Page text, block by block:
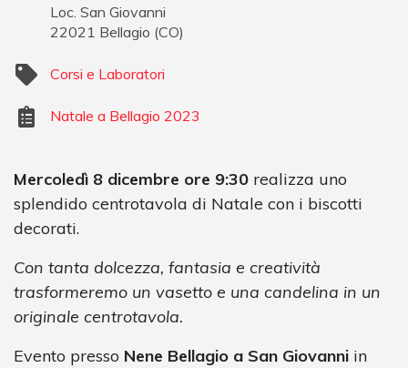
Loc. San Giovanni
22021 Bellagio (CO)
Corsi e Laboratori
Natale a Bellagio 2023
Mercoledì 8 dicembre ore 9:30 realizza uno
splendido centrotavola di Natale con i biscotti
decorati.
Con tanta dolcezza, fantasia e creatività
trasformeremo un vasetto e una candelina in un
originale centrotavola.
Evento presso Nene Bellagio a San Giovanni in